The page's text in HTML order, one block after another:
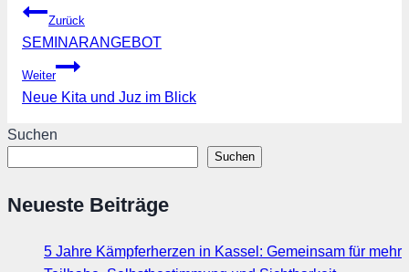
Beitragsnavigation
Zurück
SEMINARANGEBOT
Weiter
Neue Kita und Juz im Blick
Suchen
Suchen
Neueste Beiträge
5 Jahre Kämpferherzen in Kassel: Gemeinsam für mehr